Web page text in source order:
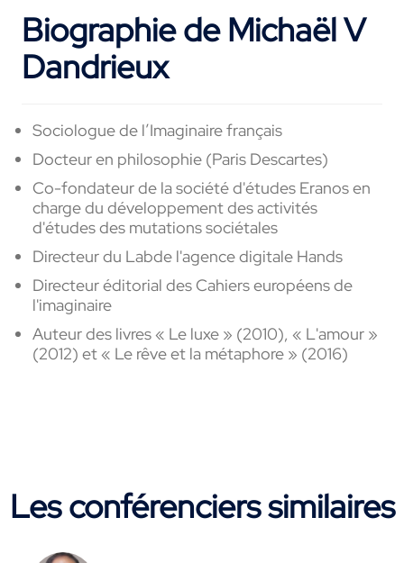
Biographie de Michaël V
Dandrieux
Sociologue de l’Imaginaire français
Docteuren philosophie (Paris Descartes)
Co-fondateurde la société d'études Eranosen
chargedu développement des activités
d'études des mutationssociétales
Directeurdu Labde l'agence digitale Hands
Directeuréditorial des Cahiers européens de
l'imaginaire
Auteur des livres« Le luxe » (2010), « L'amour »
(2012) et« Le rêve et la métaphore » (2016)
Les conférenciers similaires